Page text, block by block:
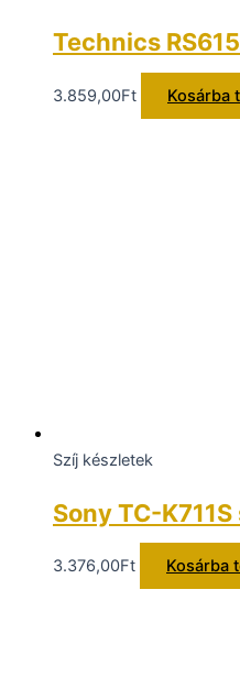
Technics
3.859,00Ft Kosárba
Szíj készletek
Sony TC-
3.376,00Ft Kosárba